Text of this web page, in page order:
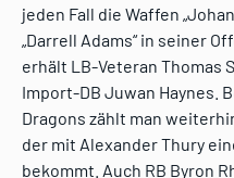
jeden Fall die Waffen
„Darrell Adams“ in seiner
erhält LB-Veteran Thomas
Import-DB Juwan Haynes.
Dragons zählt man
der mit Alexander Thury
bekommt. Auch RB Byron